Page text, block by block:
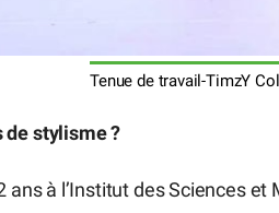
Tenue de travail-TimzY
de stylisme ?
ans à l’Institut des Sciences et